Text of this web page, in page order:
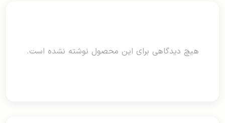
هیچ دیدگاهی برای این محصول نوشته نشده است.